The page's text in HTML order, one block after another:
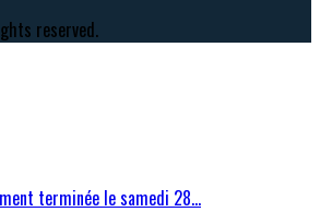
reserved.
terminée le samedi 28…